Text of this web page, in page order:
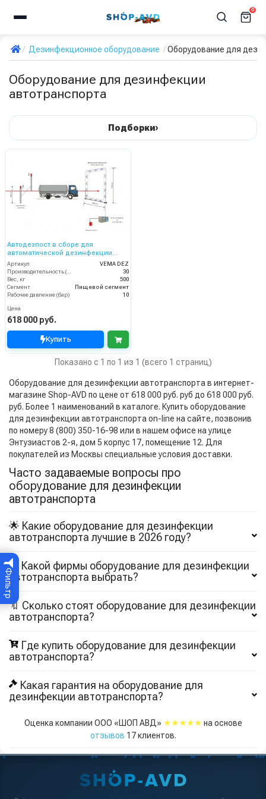
0
Дезинфекционное оборудование Оборудование для
Фильтр
Оборудование для дезинфекции
автотранспорта
Подборки›
Автодезпост в сборе для
автоматической дезинфекции
транспорта
Артикул
VEMA DEZ
Производительность (л/мин)
30
Вес, кг
500
Сегмент
Пищевой сегмент
Рабочее давление (бар)
10
Цена
618 000 руб.
Купить
Показано с 1 по 1 из 1 (всего 1 страниц)
Оборудование для дезинфекции автотранспорта в интернет-
магазине Shop-AVD по цене от 618 000 руб. руб до 618 000 руб.
руб. Более 1 наименований в каталоге. Купить оборудование
для дезинфекции автотранспорта on-line на сайте, позвонив
по номеру 8 (800) 350-16-98 или в нашем офисе на улице
Энтузиастов 2-я, дом 5 корпус 17, помещение 12. Для
покупателей из Москвы специальные условия доставки.
Часто задаваемые вопросы про
оборудование для дезинфекции
автотранспорта
🌟 Какие оборудование для дезинфекции
автотранспорта лучшие в 2026 году?
🔍 Какой фирмы оборудование для дезинфекции
автотранспорта выбрать?
🔖 Сколько стоят оборудование для дезинфекции
автотранспорта?
Где купить оборудование для дезинфекции
автотранспорта?
Какая гарантия на оборудование для
дезинфекции автотранспорта?
Оценка компании ООО «ШОП АВД» ★★★★★ на основе
отзывов 17клиентов.